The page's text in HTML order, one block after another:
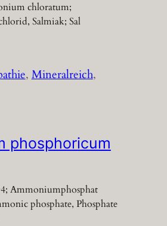
chloratum;
Salmiak; Sal
, Mineralreich
phosphoricum
Ammoniumphosphat
phosphate, Phosphate